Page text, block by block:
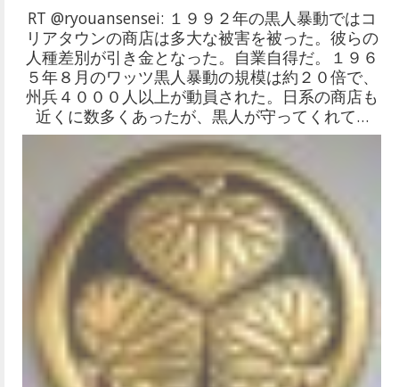
RT @ryouansensei: １９９２年の黒人暴動ではコ
リアタウンの商店は多大な被害を被った。彼らの
人種差別が引き金となった。自業自得だ。１９６
５年８月のワッツ黒人暴動の規模は約２０倍で、
州兵４０００人以上が動員された。日系の商店も
近くに数多くあったが、黒人が守ってくれて…